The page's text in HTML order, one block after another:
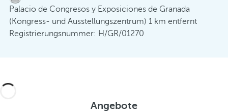
Palacio de Congresos y Exposiciones de Granada
(Kongress- und Ausstellungszentrum) 1 km entfernt
Registrierungsnummer: H/GR/01270
Angebote